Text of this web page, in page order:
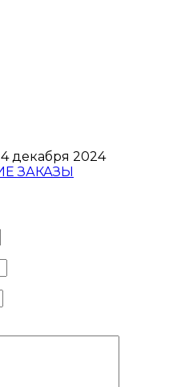
декабря 2024
ЗАКАЗЫ